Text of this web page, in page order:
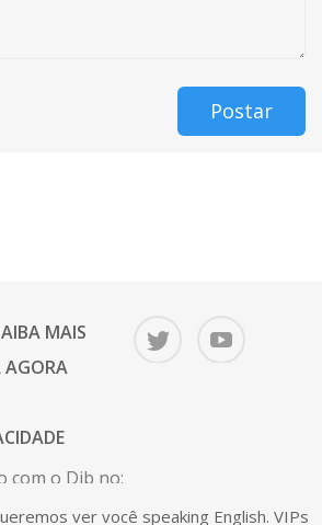
Postar
MAIS
AGORA
com o Dib no:
ver você speaking English. VIPs